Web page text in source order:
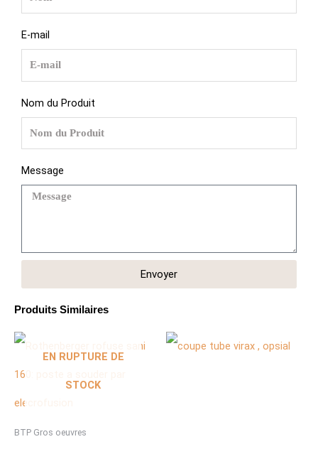
E-mail
Nom du Produit
Message
Envoyer
Produits Similaires
EN RUPTURE DE
STOCK
BTP Gros oeuvres